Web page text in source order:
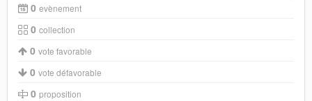
0 evènement
0 collection
0 vote favorable
0 vote défavorable
0 proposition